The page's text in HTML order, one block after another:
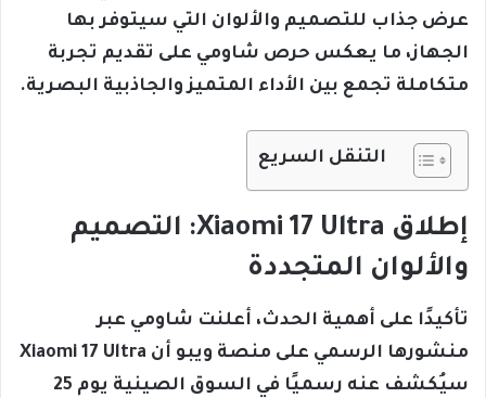
عرض جذاب للتصميم والألوان التي سيتوفر بها
الجهاز، ما يعكس حرص شاومي على تقديم تجربة
متكاملة تجمع بين الأداء المتميز والجاذبية البصرية.
التنقل السريع
إطلاق Xiaomi 17 Ultra: التصميم
والألوان المتجددة
تأكيدًا على أهمية الحدث، أعلنت شاومي عبر
منشورها الرسمي على منصة ويبو أن Xiaomi 17 Ultra
سيُكشف عنه رسميًا في السوق الصينية يوم 25